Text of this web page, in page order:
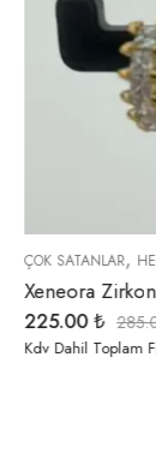
ÜRÜNLER,KÜPELER